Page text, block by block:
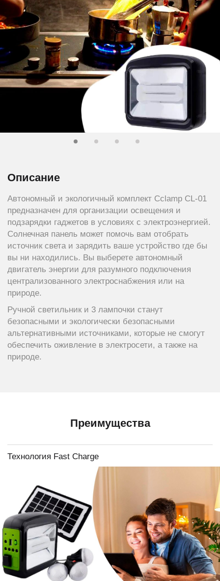
Описание
Автономный и экологичный комплект Cclamp CL-01
предназначен для организации освещения и
подзарядки гаджетов в условиях с электроэнергией.
Солнечная панель может помочь вам отобрать
источник света и зарядить ваше устройство где бы
вы ни находились. Вы выберете автономный
двигатель энергии для разумного подключения
централизованного электроснабжения или на
природе.
Ручной светильник и 3 лампочки станут
безопасными и экологически безопасными
альтернативными источниками, которые не смогут
обеспечить оживление в электросети, а также на
природе.
Преимущества
Технология Fast Charge